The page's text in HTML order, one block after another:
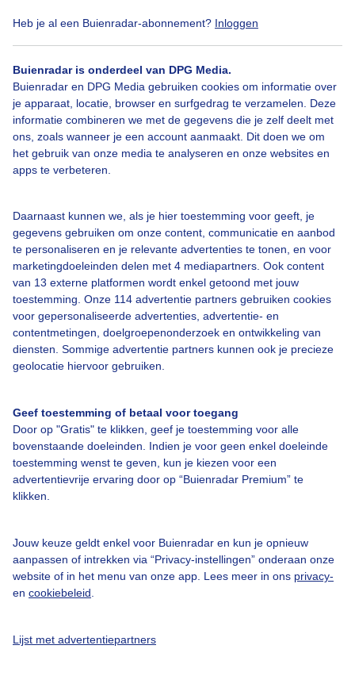
Heb je al een Buienradar-abonnement? Inloggen
Buienradar is onderdeel van DPG Media.
Buienradar en DPG Media gebruiken cookies om informatie over
je apparaat, locatie, browser en surfgedrag te verzamelen. Deze
informatie combineren we met de gegevens die je zelf deelt met
ons, zoals wanneer je een account aanmaakt. Dit doen we om
het gebruik van onze media te analyseren en onze websites en
apps te verbeteren.
Daarnaast kunnen we, als je hier toestemming voor geeft, je
gegevens gebruiken om onze content, communicatie en aanbod
te personaliseren en je relevante advertenties te tonen, en voor
marketingdoeleinden delen met 4 mediapartners. Ook content
van 13 externe platformen wordt enkel getoond met jouw
toestemming. Onze 114 advertentie partners gebruiken cookies
voor gepersonaliseerde advertenties, advertentie- en
contentmetingen, doelgroepenonderzoek en ontwikkeling van
diensten. Sommige advertentie partners kunnen ook je precieze
geolocatie hiervoor gebruiken.
Geef toestemming of betaal voor toegang
Door op "Gratis" te klikken, geef je toestemming voor alle
bovenstaande doeleinden. Indien je voor geen enkel doeleinde
toestemming wenst te geven, kun je kiezen voor een
advertentievrije ervaring door op “Buienradar Premium” te
klikken.
Jouw keuze geldt enkel voor Buienradar en kun je opnieuw
aanpassen of intrekken via “Privacy-instellingen” onderaan onze
website of in het menu van onze app. Lees meer in ons privacy-
en cookiebeleid
Lijst met advertentiepartners
Bekijk slideshow
Een moment geduld aub...
Over Buienradar
Contact
Toegankelijkheid
Gebruikersvoorwaarden
Buienradar Team
Privacy beleid
Cookie beleid
Gratis weerdata